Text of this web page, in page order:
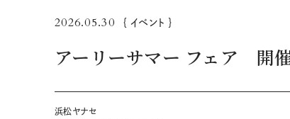
2026.05.30 ｛ イベント ｝
アーリーサマー フェア 開
浜松ヤナセ